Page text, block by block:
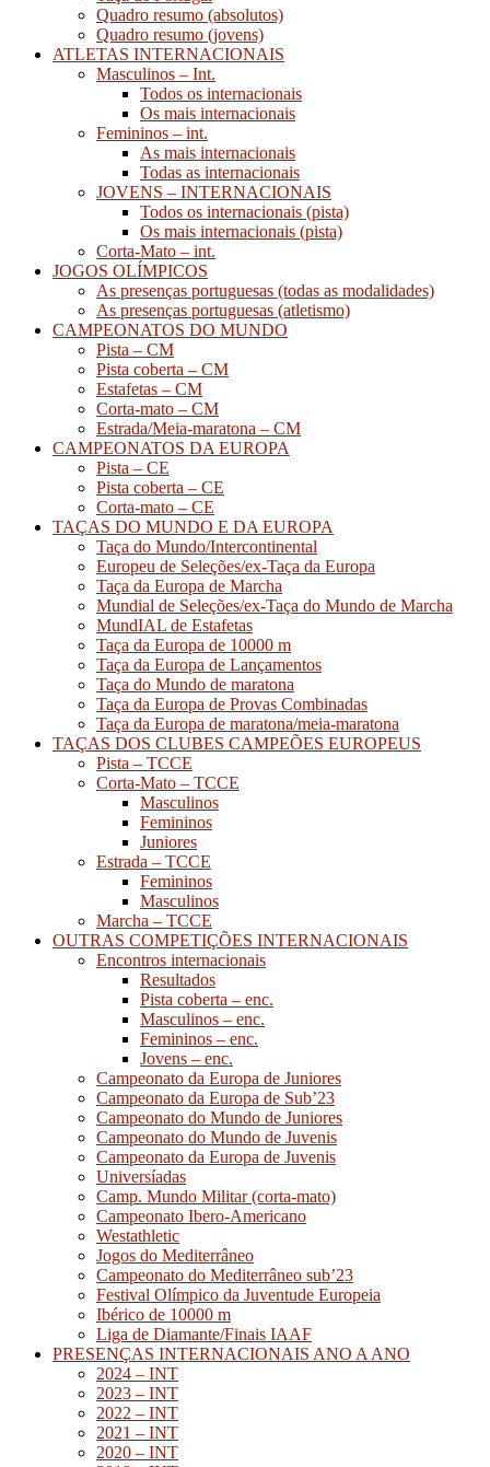
Quadro resumo (absolutos)
Quadro resumo (jovens)
ATLETAS INTERNACIONAIS
Masculinos – Int.
Todos os internacionais
Os mais internacionais
Femininos – int.
As mais internacionais
Todas as internacionais
JOVENS – INTERNACIONAIS
Todos os internacionais (pista)
Os mais internacionais (pista)
Corta-Mato – int.
JOGOS OLÍMPICOS
As presenças portuguesas (todas as modalidades)
As presenças portuguesas (atletismo)
CAMPEONATOS DO MUNDO
Pista – CM
Pista coberta – CM
Estafetas – CM
Corta-mato – CM
Estrada/Meia-maratona – CM
CAMPEONATOS DA EUROPA
Pista – CE
Pista coberta – CE
Corta-mato – CE
TAÇAS DO MUNDO E DA EUROPA
Taça do Mundo/Intercontinental
Europeu de Seleções/ex-Taça da Europa
Taça da Europa de Marcha
Mundial de Seleções/ex-Taça do Mundo de Marcha
MundIAL de Estafetas
Taça da Europa de 10000 m
Taça da Europa de Lançamentos
Taça do Mundo de maratona
Taça da Europa de Provas Combinadas
Taça da Europa de maratona/meia-maratona
TAÇAS DOS CLUBES CAMPEÕES EUROPEUS
Pista – TCCE
Corta-Mato – TCCE
Masculinos
Femininos
Juniores
Estrada – TCCE
Femininos
Masculinos
Marcha – TCCE
OUTRAS COMPETIÇÕES INTERNACIONAIS
Encontros internacionais
Resultados
Pista coberta – enc.
Masculinos – enc.
Femininos – enc.
Jovens – enc.
Campeonato da Europa de Juniores
Campeonato da Europa de Sub’23
Campeonato do Mundo de Juniores
Campeonato do Mundo de Juvenis
Campeonato da Europa de Juvenis
Universíadas
Camp. Mundo Militar (corta-mato)
Campeonato Ibero-Americano
Westathletic
Jogos do Mediterrâneo
Campeonato do Mediterrâneo sub’23
Festival Olímpico da Juventude Europeia
Ibérico de 10000 m
Liga de Diamante/Finais IAAF
PRESENÇAS INTERNACIONAIS ANO A ANO
2024 – INT
2023 – INT
2022 – INT
2021 – INT
2020 – INT